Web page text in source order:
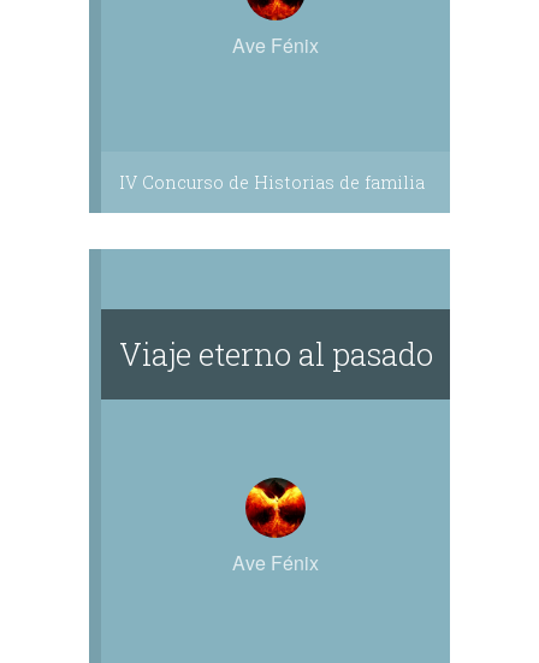
Ave Fénix
IV Concurso de Historias de familia
Viaje eterno al pasado
Ave Fénix